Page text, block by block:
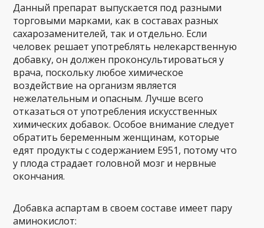
Данный препарат выпускается под разными
торговыми марками, как в составах разных
сахарозаменителей, так и отдельно. Если
человек решает употреблять нелекарственную
добавку, он должен проконсультироваться у
врача, поскольку любое химическое
воздействие на организм является
нежелательным и опасным. Лучше всего
отказаться от употребления искусственных
химических добавок. Особое внимание следует
обратить беременным женщинам, которые
едят продукты с содержанием Е951, потому что
у плода страдает головной мозг и нервные
окончания.
Добавка аспартам в своем составе имеет пару
аминокислот: